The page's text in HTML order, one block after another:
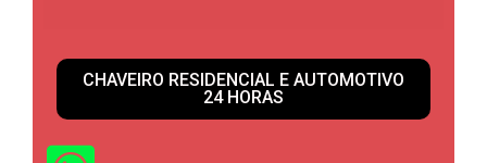
CHAVEIRO RESIDENCIAL E AUTOMOTIVO
24 HORAS